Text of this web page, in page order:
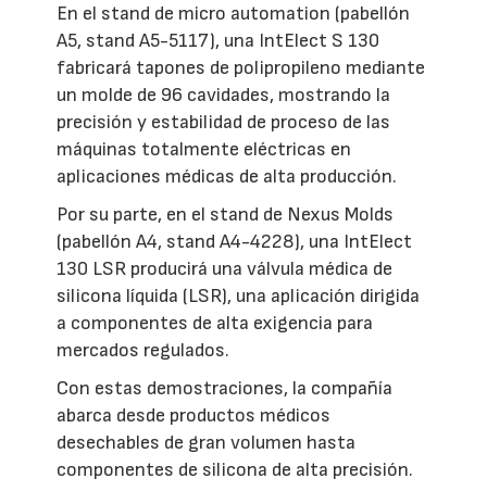
En el stand de micro automation (pabellón
A5, stand A5-5117), una IntElect S 130
fabricará tapones de polipropileno mediante
un molde de 96 cavidades, mostrando la
precisión y estabilidad de proceso de las
máquinas totalmente eléctricas en
aplicaciones médicas de alta producción.
Por su parte, en el stand de Nexus Molds
(pabellón A4, stand A4-4228), una IntElect
130 LSR producirá una válvula médica de
silicona líquida (LSR), una aplicación dirigida
a componentes de alta exigencia para
mercados regulados.
Con estas demostraciones, la compañía
abarca desde productos médicos
desechables de gran volumen hasta
componentes de silicona de alta precisión.